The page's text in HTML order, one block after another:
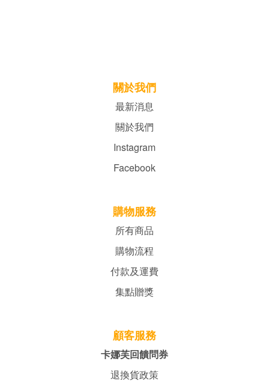
關於我們
最新消息
關於我們
Instagram
Facebook
購物服務
所有商品
購物流程
付款及運費
集點贈獎
顧客服務
卡娜芙回饋問券
退換貨政策